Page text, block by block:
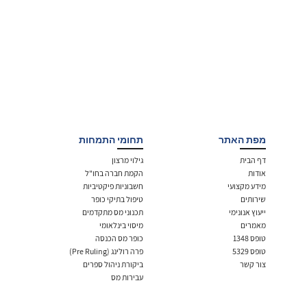
מפת האתר
דף הבית
אודות
מידע מקצועי
שירותים
ייעוץ אנונימי
מאמרים
טופס 1348
טופס 5329
צור קשר
תחומי התמחות
גילוי מרצון
הקמת חברה בחו"ל
חשבוניות פיקטיביות
טיפול בתיקי כופר
תכנוני מס מתקדמים
מיסוי בינלאומי
כופר מס הכנסה
פרה רולינג (Pre Ruling)
ביקורת ניהול ספרים
עבירות מס